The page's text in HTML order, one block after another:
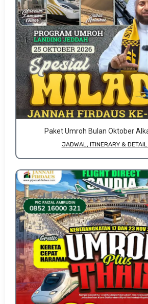
Paket Umroh Bulan Oktober
JADWAL, ITINERARY &